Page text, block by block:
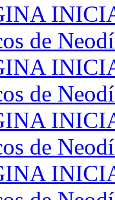
de
de
de